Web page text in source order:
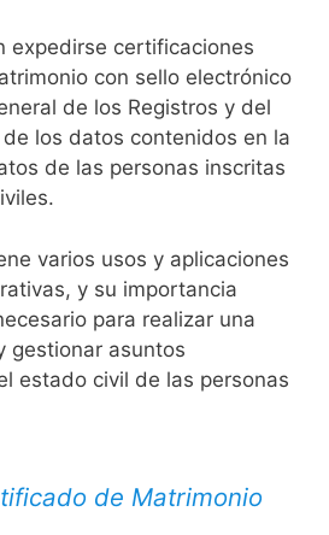
expedirse certificaciones
con sello electrónico
de los Registros y del
los datos contenidos en la
de las personas inscritas
varios usos y aplicaciones
y su importancia
para realizar una
gestionar asuntos
estado civil de las personas
de Matrimonio